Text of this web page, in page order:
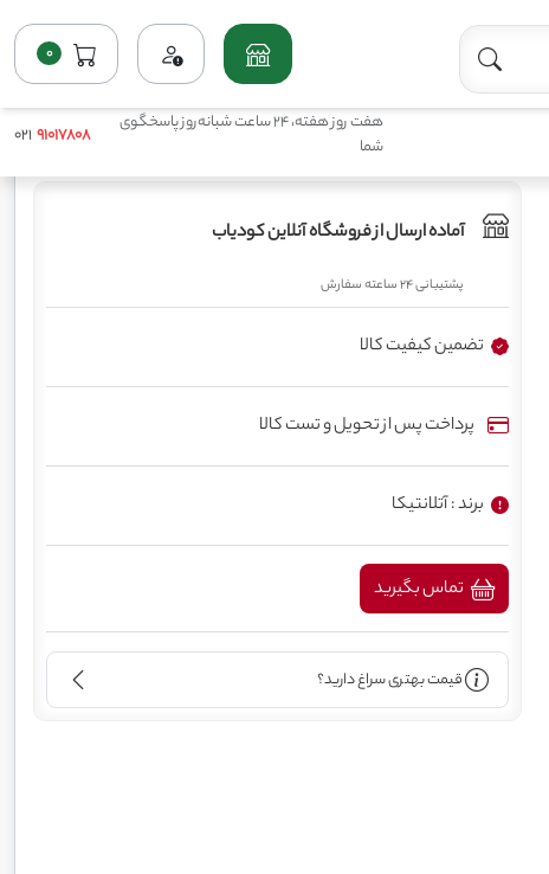
0
هفت روز هفته، 24 ساعت شبانه‌روز پاسخگوی
شما
91017808
021
پرمصرف مایع(ماکروها) کود آتلانته مس پرو آتلانتیکا
آماده ارسال از فروشگاه آنلاین کودیاب
پشتیبانی 24 ساعته سفارش
تضمین کیفیت کالا
پرداخت پس از تحویل و تست کالا
برند : آتلانتیکا
قیمت بهتری سراغ دارید؟